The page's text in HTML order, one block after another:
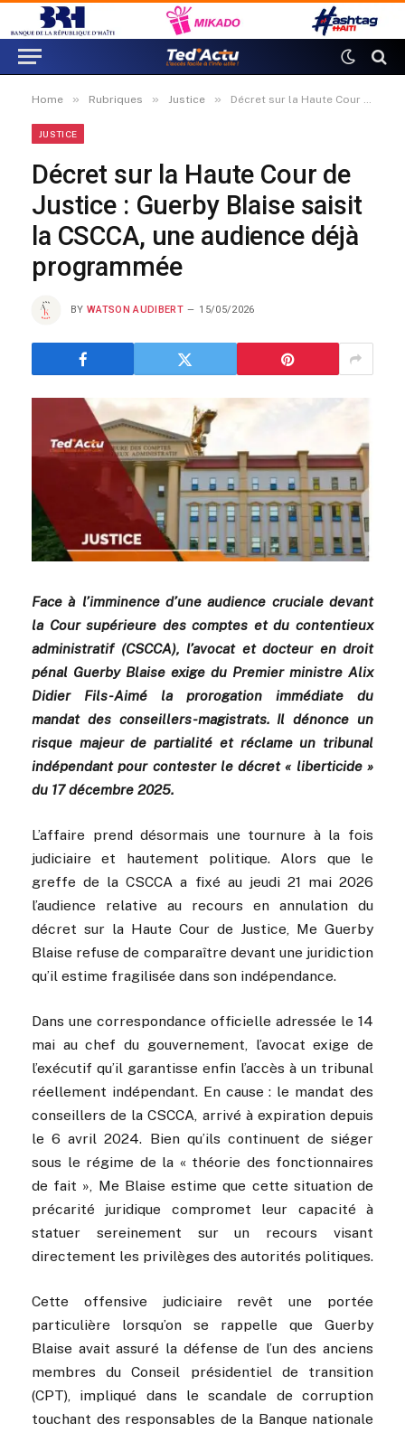
Home » Rubriques » Justice » Décret sur la Haute Cour de Justice : Guerby Blaise saisit la CSCCA, une audience déjà programmée
JUSTICE
Décret sur la Haute Cour de
Justice : Guerby Blaise saisit
la CSCCA, une audience déjà
programmée
BY WATSON AUDIBERT 15/05/2026
Face à l’imminence d’une audience cruciale devant
la Cour supérieure des comptes et du contentieux
administratif (CSCCA), l’avocat et docteur en droit
pénal Guerby Blaise exige du Premier ministre Alix
Didier Fils-Aimé la prorogation immédiate du
mandat des conseillers-magistrats. Il dénonce un
risque majeur de partialité et réclame un tribunal
indépendant pour contester le décret « liberticide »
du 17 décembre 2025.
L’affaire prend désormais une tournure à la fois
judiciaire et hautement politique. Alors que le
greffe de la CSCCA a fixé au jeudi 21 mai 2026
l’audience relative au recours en annulation du
décret sur la Haute Cour de Justice, Me Guerby
Blaise refuse de comparaître devant une juridiction
qu’il estime fragilisée dans son indépendance.
Dans une correspondance officielle adressée le 14
mai au chef du gouvernement, l’avocat exige de
l’exécutif qu’il garantisse enfin l’accès à un tribunal
réellement indépendant. En cause : le mandat des
conseillers de la CSCCA, arrivé à expiration depuis
le 6 avril 2024. Bien qu’ils continuent de siéger
sous le régime de la « théorie des fonctionnaires
de fait », Me Blaise estime que cette situation de
précarité juridique compromet leur capacité à
statuer sereinement sur un recours visant
directement les privilèges des autorités politiques.
Cette offensive judiciaire revêt une portée
particulière lorsqu’on se rappelle que Guerby
Blaise avait assuré la défense de l’un des anciens
membres du Conseil présidentiel de transition
(CPT), impliqué dans le scandale de corruption
touchant des responsables de la Banque nationale